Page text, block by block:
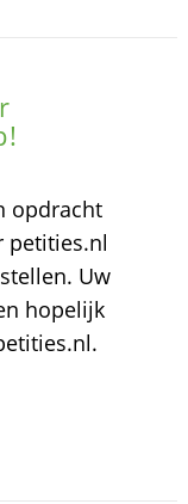
opdracht
petities.nl
Uw
hopelijk